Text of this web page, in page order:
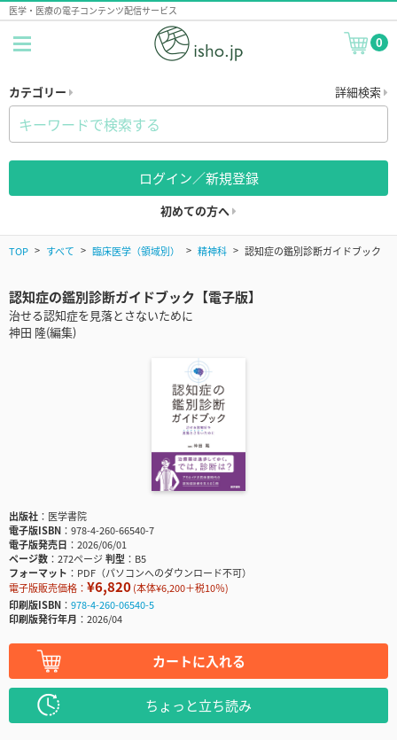
医学・医療の電子コンテンツ配信サービス
0
カテゴリー 詳細検索
ログイン／新規登録
初めての方へ
TOP すべて 臨床医学（領域別） 精神科 認知症の鑑別診断ガイドブック
認知症の鑑別診断ガイドブック【電子版】
治せる認知症を見落とさないために
神田 隆(編集)
出版社
医学書院
電子版ISBN
978-4-260-66540-7
電子版発売日
2026/06/01
ページ数
272ページ判型
B5
フォーマット
PDF（パソコンへのダウンロード不可）
電子版販売価格： ¥6,820(本体¥6,200＋税10％)
印刷版ISBN
978-4-260-06540-5
印刷版発行年月
2026/04
カートに入れる
ちょっと立ち読み